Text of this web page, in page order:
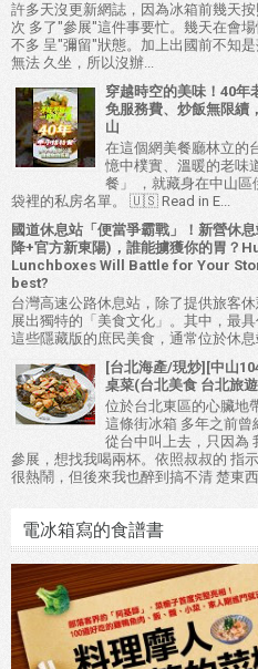
許多天沒更新網誌，因為冰箱前幾天
次 多了"參展"這件事要忙。幾天在會
不多 呈"彌留"狀態。加上出國前不知
無法 久坐，所以沒辦...
穿越時空的美味！40年
免服務費、炒飯無限續
山
在這個網美餐廳林立的
憶中樸實、溫暖的老味
餐」 ，就藏身在中山區
袋裡的私房名單。 🇺🇸 Read in E...
國道休息站「便當爭霸戰」！新營休
降+官方新東陽)，誰能擄獲你的胃？
Lunchboxes Will Battle for Your
best?
台灣高速公路休息站，除了提供旅客
展出獨特的「美食文化」。其中，最
這些隱藏版的庶民美食，通常位於休息
[台北海產/現炒][中山
桌菜(台北美食 台北旅
位於台北東區的心臟地
這條街冰箱 多年之前
從台中叫上去，只因為
參展，想找我喝兩杯。依照叔叔的 指
很熱鬧，但後來我也醉到搞不清 楚東
電冰箱寫的食譜書